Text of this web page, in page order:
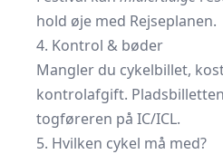
hold øje med Rejseplanen.
4. Kontrol & bøder
Mangler du cykelbillet,
kontrolafgift.
togføreren på IC/ICL.
5. Hvilken cykel må med?